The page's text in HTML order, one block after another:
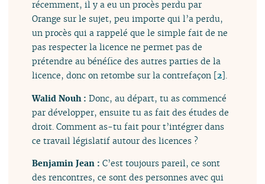
récemment, il y a eu un procès perdu par
Orange sur le sujet, peu importe qui l’a perdu,
un procès qui a rappelé que le simple fait de ne
pas respecter la licence ne permet pas de
prétendre au bénéfice des autres parties de la
licence, donc on retombe sur la contrefaçon [2].
Walid Nouh :Donc, au départ, tu as commencé
par développer, ensuite tu as fait des études de
droit. Comment as-tu fait pour t’intégrer dans
ce travail législatif autour des licences ?
Benjamin Jean :C’est toujours pareil, ce sont
des rencontres, ce sont des personnes avec qui